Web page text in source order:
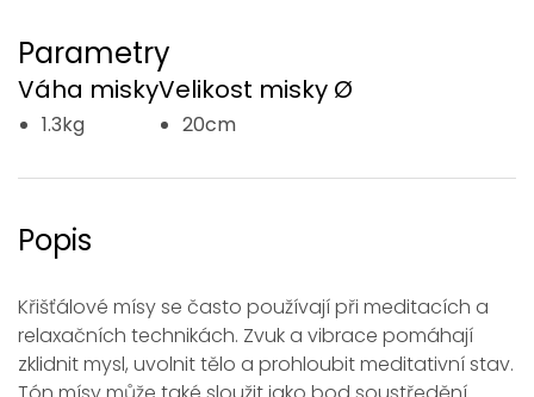
Parametry
Váha misky
1.3kg
Velikost misky Ø
20cm
Popis
Křišťálové mísy se často používají při meditacích a
relaxačních technikách. Zvuk a vibrace pomáhají
zklidnit mysl, uvolnit tělo a prohloubit meditativní stav.